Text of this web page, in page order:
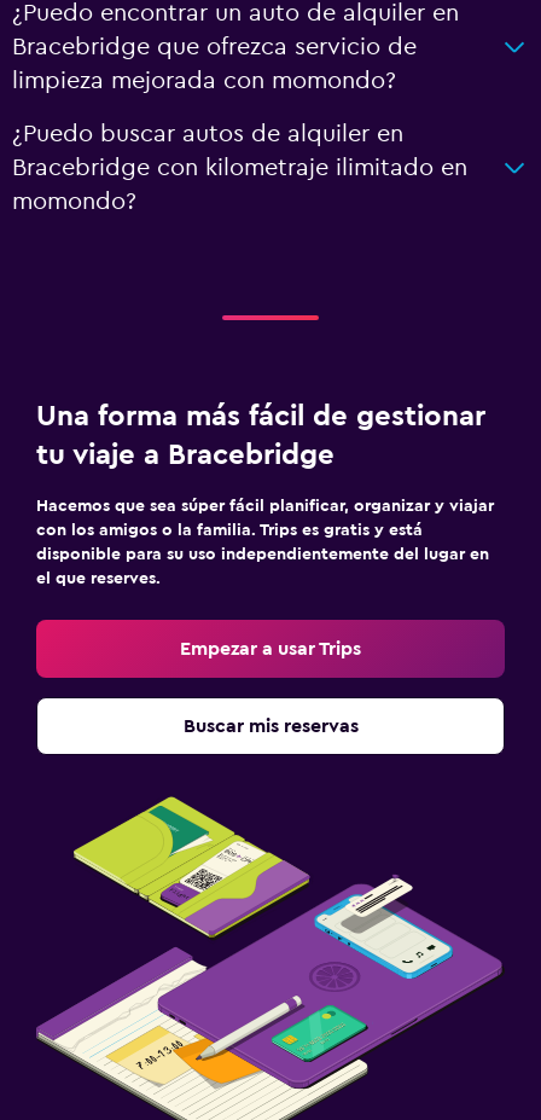
¿Puedo encontrar un auto de alquiler en
Bracebridge que ofrezca servicio de
limpieza mejorada con momondo?
¿Puedo buscar autos de alquiler en
Bracebridge con kilometraje ilimitado en
momondo?
Una forma más fácil de gestionar
tu viaje a Bracebridge
Hacemos que sea súper fácil planificar, organizar y viajar
con los amigos o la familia. Trips es gratis y está
disponible para su uso independientemente del lugar en
el que reserves.
Empezar a usar Trips
Buscar mis reservas